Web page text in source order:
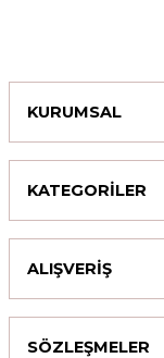
KURUMSAL
KATEGORİLER
ALIŞVERİŞ
SÖZLEŞMELER